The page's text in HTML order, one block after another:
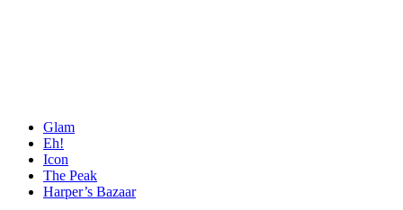
Glam
Eh!
Icon
The Peak
Harper’s Bazaar